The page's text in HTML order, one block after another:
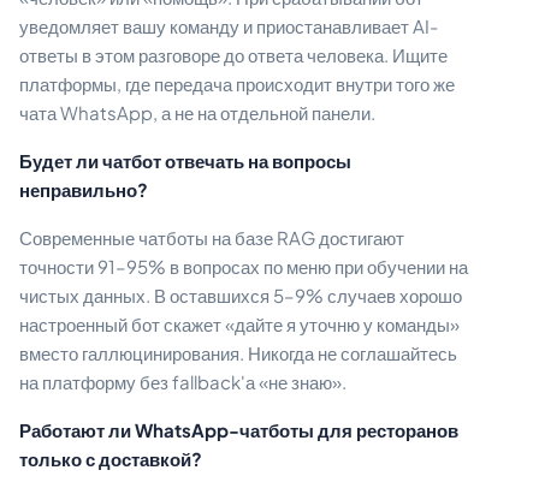
уведомляет вашу команду и приостанавливает AI-
ответы в этом разговоре до ответа человека. Ищите
платформы, где передача происходит внутри того же
чата WhatsApp, а не на отдельной панели.
Будет ли чатбот отвечать на вопросы
неправильно?
Современные чатботы на базе RAG достигают
точности 91–95% в вопросах по меню при обучении на
чистых данных. В оставшихся 5–9% случаев хорошо
настроенный бот скажет «дайте я уточню у команды»
вместо галлюцинирования. Никогда не соглашайтесь
на платформу без fallback'а «не знаю».
Работают ли WhatsApp-чатботы для ресторанов
только с доставкой?